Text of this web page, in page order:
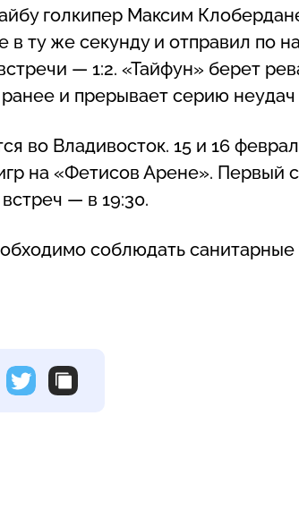
голкипер Максим
в ту же секунду и отправил по
— 1:2. «Тайфун» берет
и прерывает серию неудач
во Владивосток. 15 и 16
на «Фетисов Арене». Первый
— в 19:30.
соблюдать санитарные